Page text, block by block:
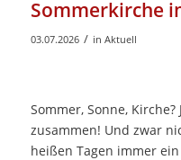
Sommerkirche
03.07.2026 / in Aktuell
Sommer, Sonne,
zusammen! Und zwar
heißen Tagen immer